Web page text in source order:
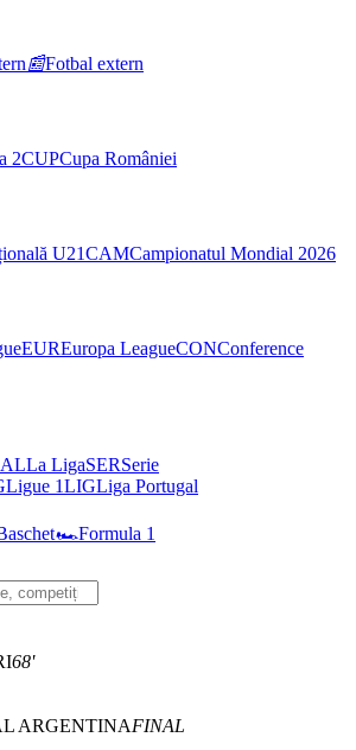
📰Fotbal extern
2CUPCupa României
U21CAMCampionatul Mondial 2026
EUREuropa LeagueCONConference
La LigaSERSerie
Ligue 1LIGLiga Portugal
🏎Formula 1
68'
ARGENTINAFINAL